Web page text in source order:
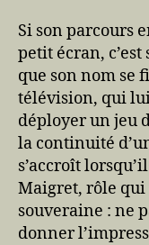
Si son parcours
petit écran,
que son nom se
télévision, qui
déployer un jeu
la continuité
s’accroît
Maigret, rôle
souveraine : ne
donner